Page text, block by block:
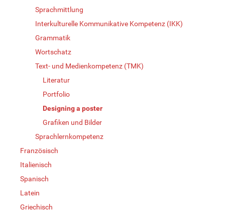
Sprachmittlung
Interkulturelle Kommunikative Kompetenz (IKK)
Grammatik
Wortschatz
Text- und Medienkompetenz (TMK)
Literatur
Portfolio
Designing a poster
Grafiken und Bilder
Sprachlernkompetenz
Französisch
Italienisch
Spanisch
Latein
Griechisch